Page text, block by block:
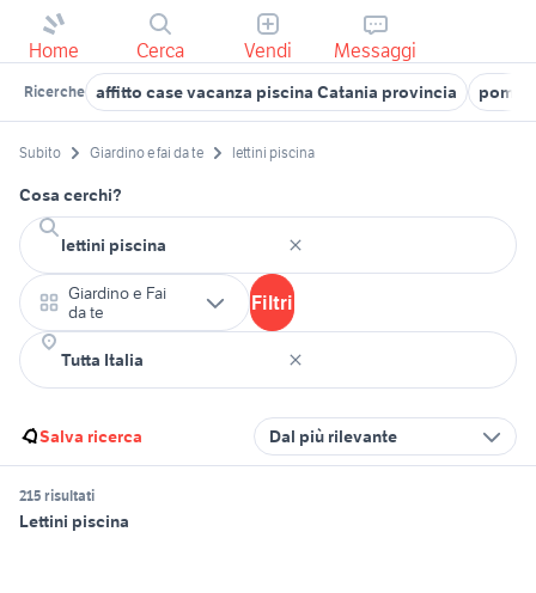
Home Cerca Vendi Messaggi
Ricerche affitto case vacanza piscina Catania provincia
Subito Giardino e fai da te lettini piscina
Cosa cerchi?
Giardino e Fai
da te
Filtri
Salva ricerca Dal più rilevante
215 risultati
Lettini piscina